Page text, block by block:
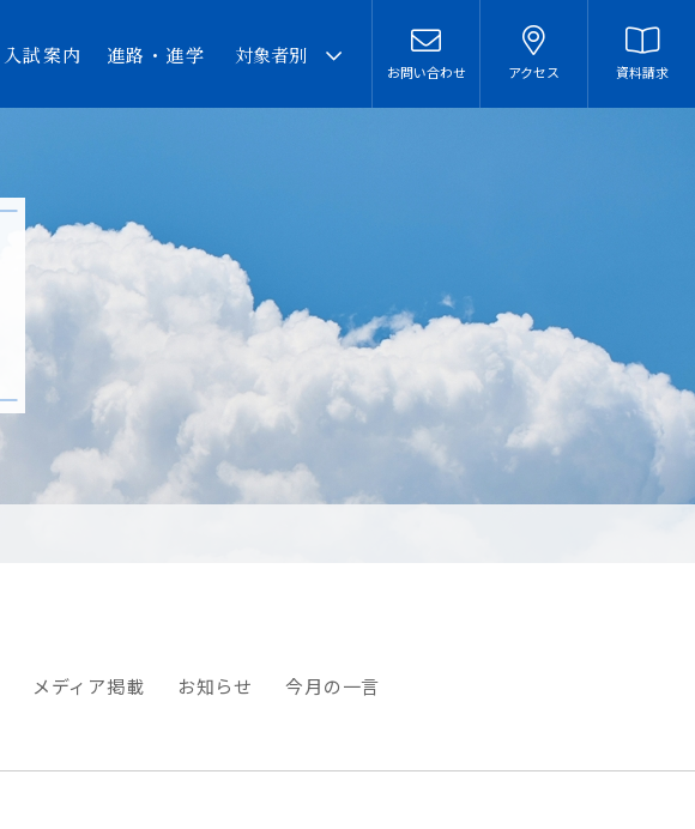
入試案内 進路・進学 対象者別
在校生・保護者の皆様へ
本校での勤務を希望される
方へ
お問い合わせ アクセス 資料請求
メディア掲載 お知らせ 今月の一言